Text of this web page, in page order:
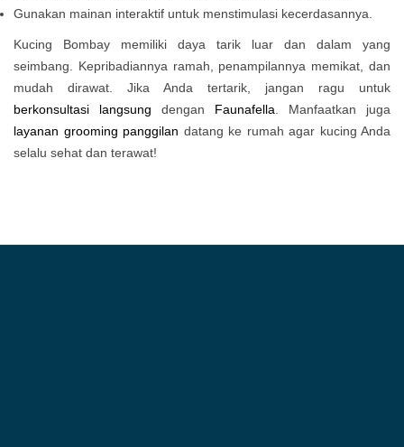
Gunakan mainan interaktif untuk menstimulasi kecerdasannya.
Kucing Bombay memiliki daya tarik luar dan dalam yang
seimbang. Kepribadiannya ramah, penampilannya memikat, dan
mudah dirawat. Jika Anda tertarik, jangan ragu untuk
berkonsultasi langsung dengan Faunafella . Manfaatkan juga
layanan grooming panggilan datang ke rumah agar kucing Anda
selalu sehat dan terawat!